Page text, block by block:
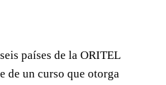
países de la ORITEL
de un curso que otorga